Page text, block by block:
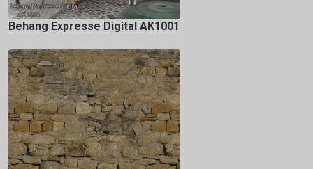
Behang Expresse Digital AK1001